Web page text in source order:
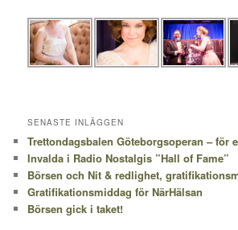
SENASTE INLÄGGEN
Trettondagsbalen Göteborgsoperan – för
Invalda i Radio Nostalgis ”Hall of Fame”
Börsen och Nit & redlighet,
Gratifikationsmiddag för NärHälsan
Börsen gick i taket!